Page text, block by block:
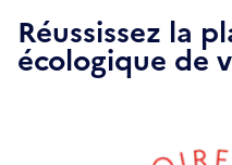
Réussissez la
écologique de